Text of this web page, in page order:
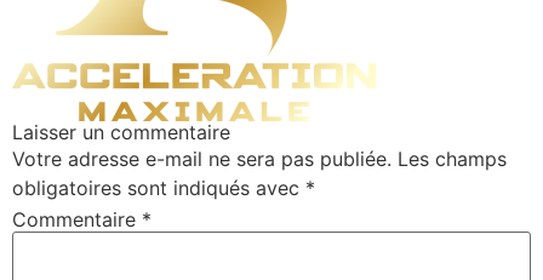
Laisser un commentaire
Votre adresse e-mail ne sera pas publiée. Les champs
obligatoires sont indiqués avec *
Commentaire *